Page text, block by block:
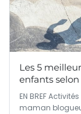
Les 5
enfants
EN BREF
maman